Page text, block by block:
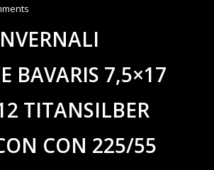
BAVARIS 7,5×17
TITANSILBER
CON 225/55